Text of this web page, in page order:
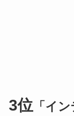
3位 「イ